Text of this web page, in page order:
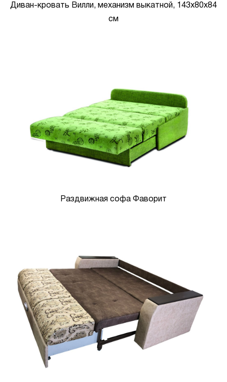
Диван-кровать Вилли, механизм выкатной, 143х80х84
см
Раздвижная софа Фаворит